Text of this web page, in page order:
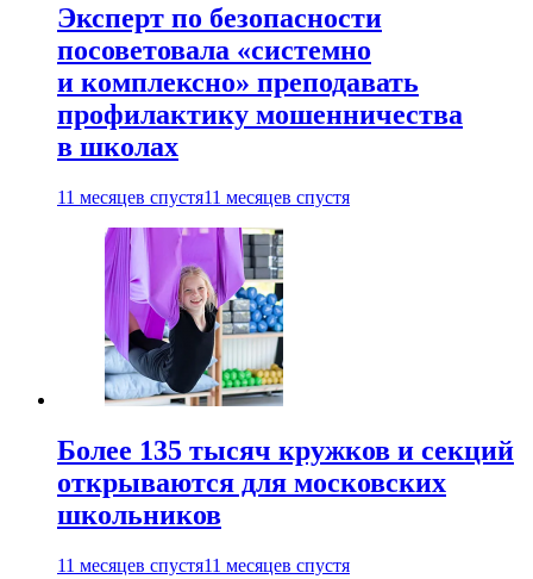
Эксперт по безопасности
посоветовала «системно
и комплексно» преподавать
профилактику мошенничества
в школах
11 месяцев спустя11 месяцев спустя
Более 135 тысяч кружков и секций
открываются для московских
школьников
11 месяцев спустя11 месяцев спустя